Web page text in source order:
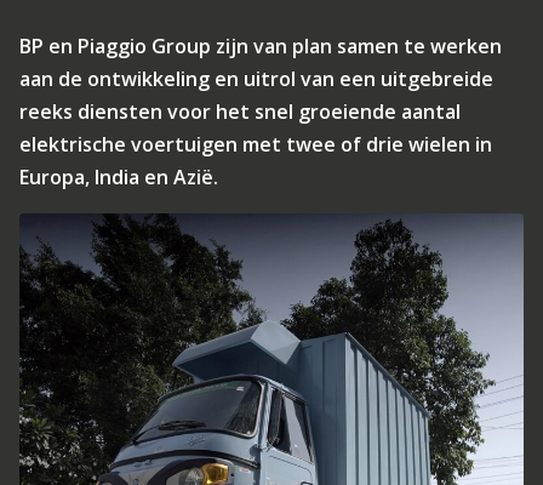
BP en Piaggio Group zijn van plan samen te werken
aan de ontwikkeling en uitrol van een uitgebreide
reeks diensten voor het snel groeiende aantal
elektrische voertuigen met twee of drie wielen in
Europa, India en Azië.